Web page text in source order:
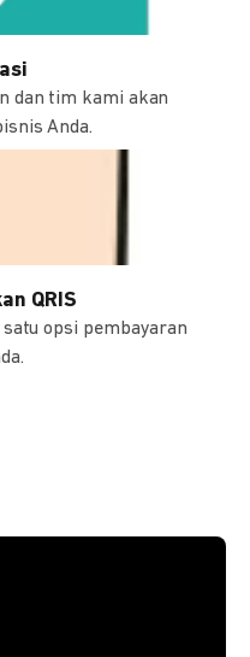
dan tim kami akan
Anda.
QRIS
satu opsi pembayaran